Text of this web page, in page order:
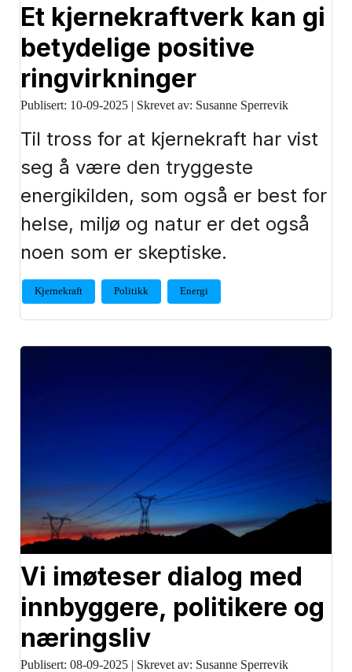
Et kjernekraftverk kan gi
betydelige positive
ringvirkninger
Publisert: 10-09-2025 | Skrevet av: Susanne Sperrevik
Til tross for at kjernekraft har vist
seg å være den tryggeste
energikilden, som også er best for
helse, miljø og natur er det også
noen som er skeptiske.
Kjernekraft Politikk Energi
Vi imøteser dialog med
innbyggere, politikere og
næringsliv
Publisert: 08-09-2025 | Skrevet av: Susanne Sperrevik